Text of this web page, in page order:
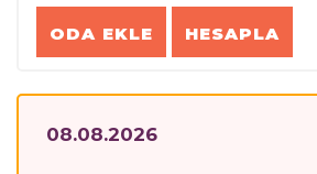
ODA EKLE HESAPLA
08.08.2026